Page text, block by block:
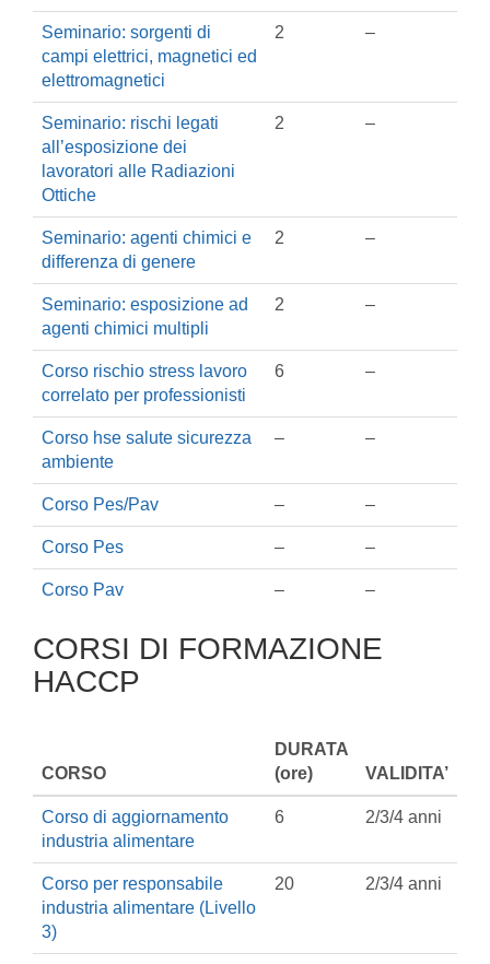
Seminario: sorgenti di
campi elettrici, magnetici ed
elettromagnetici
2 –
Seminario: rischi legati
all’esposizione dei
lavoratori alle Radiazioni
Ottiche
2 –
Seminario: agenti chimici e
differenza di genere
2 –
Seminario: esposizione ad
agenti chimici multipli
2 –
Corso rischio stress lavoro
correlato per professionisti
6 –
Corso hse salute sicurezza
ambiente
– –
Corso Pes/Pav – –
Corso Pes – –
Corso Pav – –
CORSI DI FORMAZIONE
HACCP
CORSO
DURATA
(ore)
VALIDITA’
Corso di aggiornamento
industria alimentare
6 2/3/4 anni
Corso per responsabile
industria alimentare (Livello
3)
20 2/3/4 anni